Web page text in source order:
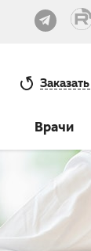
Заказать
Врачи